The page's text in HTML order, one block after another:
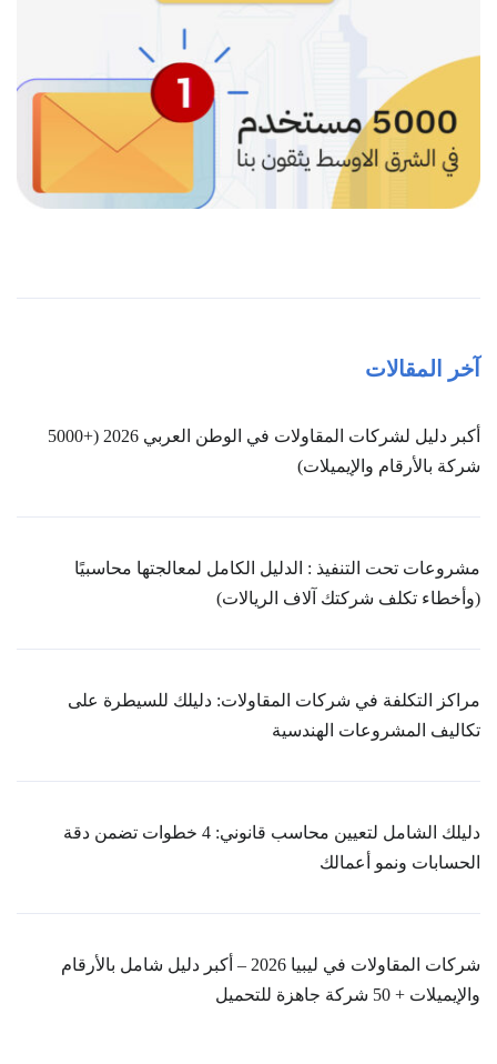
آخر المقالات
أكبر دليل لشركات المقاولات في الوطن العربي 2026 (+5000
شركة بالأرقام والإيميلات)
مشروعات تحت التنفيذ : الدليل الكامل لمعالجتها محاسبيًا
(وأخطاء تكلف شركتك آلاف الريالات)
مراكز التكلفة في شركات المقاولات: دليلك للسيطرة على
تكاليف المشروعات الهندسية
دليلك الشامل لتعيين محاسب قانوني: 4 خطوات تضمن دقة
الحسابات ونمو أعمالك
شركات المقاولات في ليبيا 2026 – أكبر دليل شامل بالأرقام
والإيميلات + 50 شركة جاهزة للتحميل